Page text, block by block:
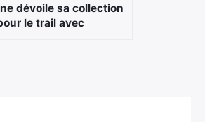
dévoile sa collection
le trail avec